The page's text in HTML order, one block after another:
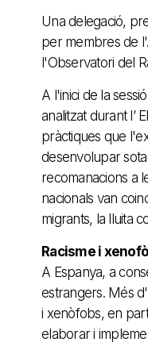
Una delegació,
per membres de
l'Observatori del
A l'inici de la
analitzat durant l’
pràctiques que
desenvolupar
recomanacions a
nacionals van
migrants, la lluita
Racisme i
A Espanya, a
estrangers. Més
i xenòfobs, en
elaborar i